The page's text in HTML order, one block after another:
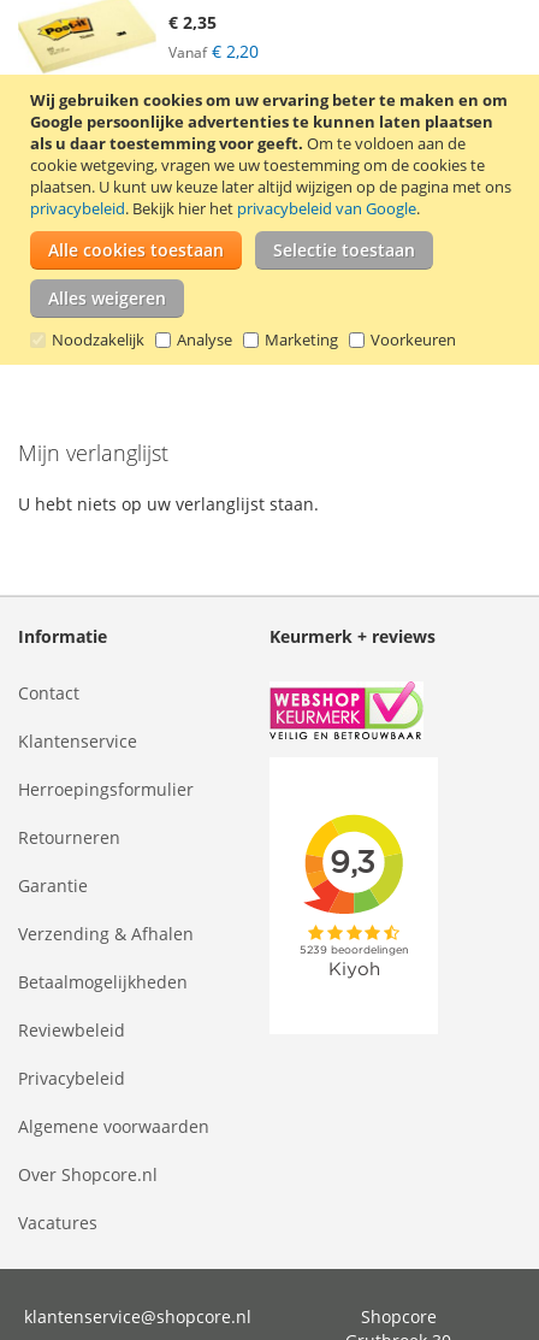
Wij gebruiken cookies om uw ervaring beter te maken en om
Google persoonlijke advertenties te kunnen laten plaatsen
als u daar toestemming voor geeft. Om te voldoen aan de
cookie wetgeving, vragen we uw toestemming om de cookies te
plaatsen. U kunt uw keuze later altijd wijzigen op de pagina met ons
privacybeleid. Bekijk hier het privacybeleid van Google.
Alle cookies toestaan Selectie toestaan
Alles weigeren
Noodzakelijk Analyse Marketing Voorkeuren
€ 2,35
Vanaf € 2,20
In Winkelwagen
VOEG
TOE
AAN
TOEVOEGEN
OM
TE
Memoblok met 90 gele extra klevende
memoblaadjes van 76 x 127 mm. Post-it
Super Sticky Notes hebben een unieke
lijmlaag, waardoor de notes beter en
langer blijven plakken.
Mijn verlanglijst
U hebt niets op uw verlanglijst staan.
Informatie
Contact
Klantenservice
Herroepingsformulier
Retourneren
Garantie
Verzending & Afhalen
Betaalmogelijkheden
Reviewbeleid
Privacybeleid
Algemene voorwaarden
Over Shopcore.nl
Vacatures
Keurmerk + reviews
klantenservice@shopcore.nl
Shopcore